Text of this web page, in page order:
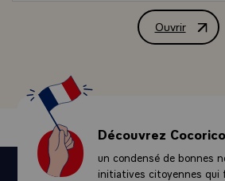
Ouvrir
Message de
Découvrez Cocorico
un condensé de bonnes
initiatives citoyennes qui